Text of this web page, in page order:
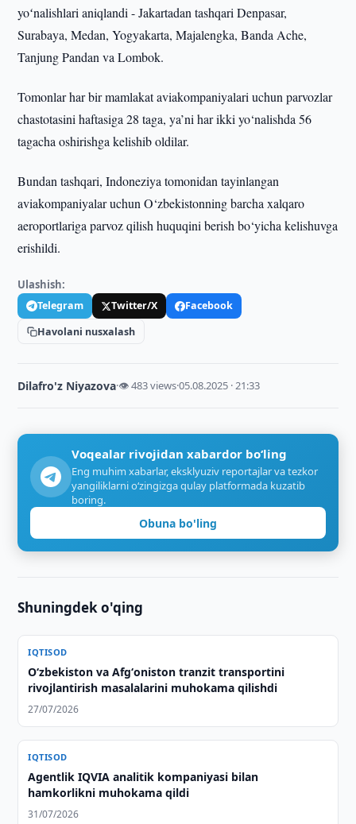
yoʻnalishlari aniqlandi - Jakartadan tashqari Denpasar,
Surabaya, Medan, Yogyakarta, Majalengka, Banda Ache,
Tanjung Pandan va Lombok.
Tomonlar har bir mamlakat aviakompaniyalari uchun parvozlar
chastotasini haftasiga 28 taga, ya’ni har ikki yo‘nalishda 56
tagacha oshirishga kelishib oldilar.
Bundan tashqari, Indoneziya tomonidan tayinlangan
aviakompaniyalar uchun O‘zbekistonning barcha xalqaro
aeroportlariga parvoz qilish huquqini berish bo‘yicha kelishuvga
erishildi.
Ulashish:
Telegram Twitter/X
Facebook
Havolani nusxalash
Dilafro'z Niyazova·👁 483 views·05.08.2025 · 21:33
Voqealar rivojidan xabardor bo‘ling
Eng muhim xabarlar, eksklyuziv reportajlar va tezkor
yangiliklarni o‘zingizga qulay platformada kuzatib
boring.
Obuna bo'ling
Shuningdek o'qing
IQTISOD
Oʻzbekiston va Afgʻoniston tranzit transportini
rivojlantirish masalalarini muhokama qilishdi
27/07/2026
IQTISOD
Agentlik IQVIA analitik kompaniyasi bilan
hamkorlikni muhokama qildi
31/07/2026